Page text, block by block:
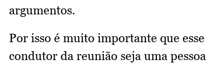
argumentos.
Por isso é muito importante que esse
condutor da reunião seja uma pessoa